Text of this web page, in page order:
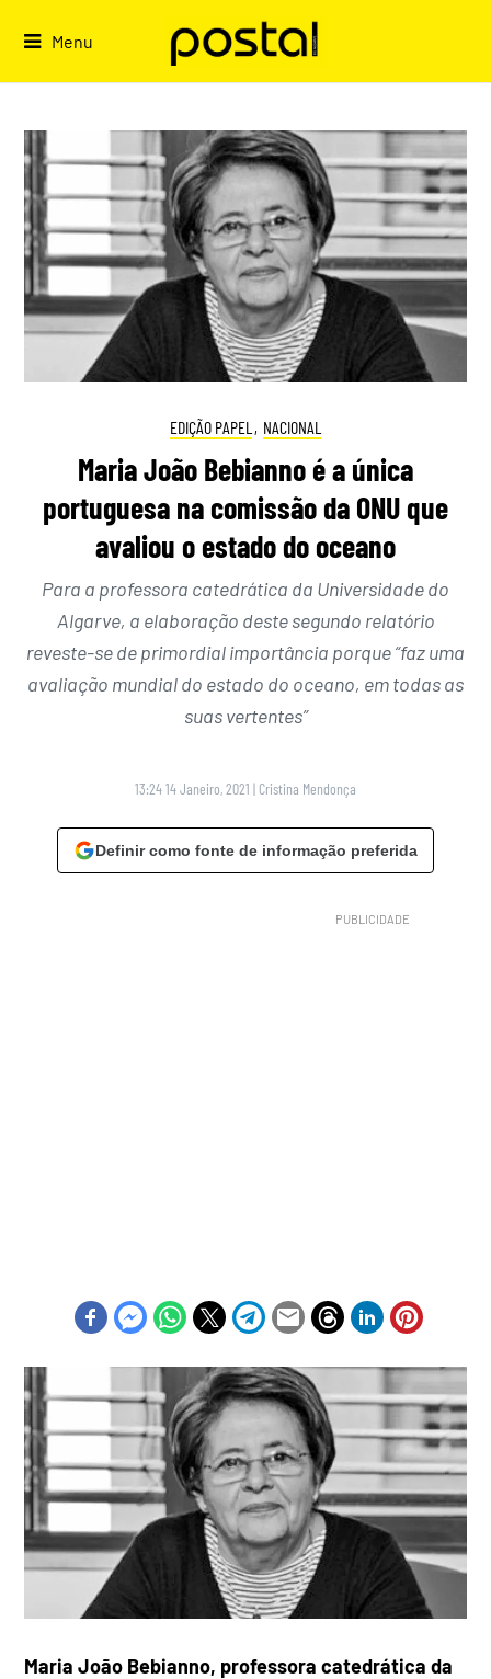
Menu
EDIÇÃO PAPEL , NACIONAL
Maria João Bebianno é a única
portuguesa na comissão da ONU que
avaliou o estado do oceano
Para a professora catedrática da Universidade do
Algarve, a elaboração deste segundo relatório
reveste-se de primordial importância porque “faz uma
avaliação mundial do estado do oceano, em todas as
suas vertentes”
13:24 14 Janeiro, 2021 | Cristina Mendonça
Definir como fonte de informação preferida
Maria João Bebianno, professora catedrática da